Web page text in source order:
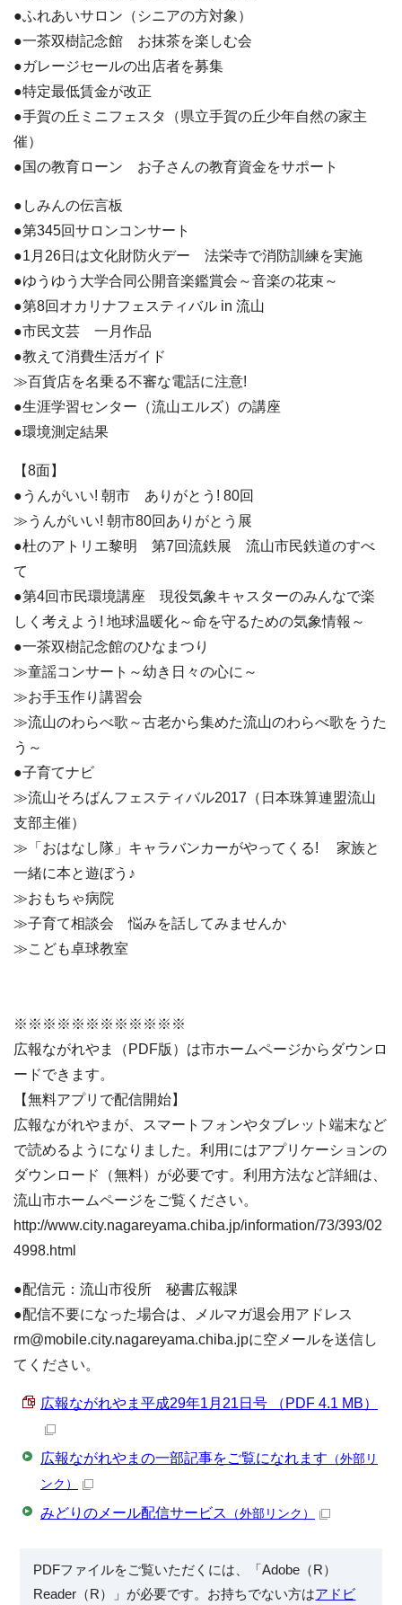
●ふれあいサロン（シニアの方対象）
●一茶双樹記念館 お抹茶を楽しむ会
●ガレージセールの出店者を募集
●特定最低賃金が改正
●手賀の丘ミニフェスタ（県立手賀の丘少年自然の家主
催）
●国の教育ローン お子さんの教育資金をサポート
●しみんの伝言板
●第345回サロンコンサート
●1月26日は文化財防火デー 法栄寺で消防訓練を実施
●ゆうゆう大学合同公開音楽鑑賞会～音楽の花束～
●第8回オカリナフェスティバル in 流山
●市民文芸 一月作品
●教えて消費生活ガイド
≫百貨店を名乗る不審な電話に注意!
●生涯学習センター（流山エルズ）の講座
●環境測定結果
【8面】
●うんがいい! 朝市 ありがとう! 80回
≫うんがいい! 朝市80回ありがとう展
●杜のアトリエ黎明 第7回流鉄展 流山市民鉄道のすべ
て
●第4回市民環境講座 現役気象キャスターのみんなで楽
しく考えよう! 地球温暖化～命を守るための気象情報～
●一茶双樹記念館のひなまつり
≫童謡コンサート～幼き日々の心に～
≫お手玉作り講習会
≫流山のわらべ歌～古老から集めた流山のわらべ歌をうた
う～
●子育てナビ
≫流山そろばんフェスティバル2017（日本珠算連盟流山
支部主催）
≫「おはなし隊」キャラバンカーがやってくる! 家族と
一緒に本と遊ぼう♪
≫おもちゃ病院
≫子育て相談会 悩みを話してみませんか
≫こども卓球教室
※※※※※※※※※※※※
広報ながれやま（PDF版）は市ホームページからダウンロ
ードできます。
【無料アプリで配信開始】
広報ながれやまが、スマートフォンやタブレット端末など
で読めるようになりました。利用にはアプリケーションの
ダウンロード（無料）が必要です。利用方法など詳細は、
流山市ホームページをご覧ください。
http://www.city.nagareyama.chiba.jp/information/73/393/02
4998.html
●配信元：流山市役所 秘書広報課
●配信不要になった場合は、メルマガ退会用アドレス
rm@mobile.city.nagareyama.chiba.jpに空メールを送信し
てください。
広報ながれやま平成29年1月21日号 （PDF 4.1 MB）
広報ながれやまの一部記事をご覧になれます （外部リ
ンク）
みどりのメール配信サービス （外部リンク）
PDFファイルをご覧いただくには、「Adobe（R）
Reader（R）」が必要です。お持ちでない方はアドビ